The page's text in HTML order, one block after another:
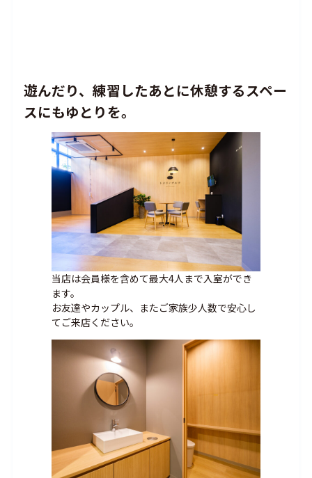
遊んだり、練習したあとに休憩するスペー
スにもゆとりを。
当店は会員様を含めて最大4人まで入室ができ
ます。
お友達やカップル、またご家族少人数で安心し
てご来店ください。